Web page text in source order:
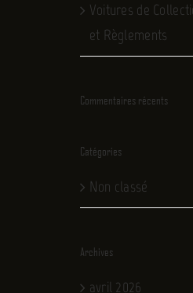
Voitures de
et Règlements
Commentaires récents
Catégories
Non classé
Archives
avril 2026